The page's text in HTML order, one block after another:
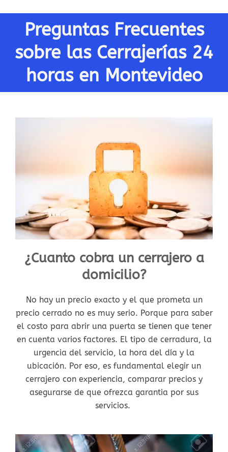
Preguntas Frecuentes
sobre las Cerrajerías 24
horas en Montevideo
¿Cuanto cobra un cerrajero a
domicilio?
No hay un precio exacto y el que prometa un
precio cerrado no es muy serio. Porque para saber
el costo para abrir una puerta se tienen que tener
en cuenta varios factores. El tipo de cerradura, la
urgencia del servicio, la hora del día y la
ubicación. Por eso, es fundamental elegir un
cerrajero con experiencia, comparar precios y
asegurarse de que ofrezca garantia por sus
servicios.